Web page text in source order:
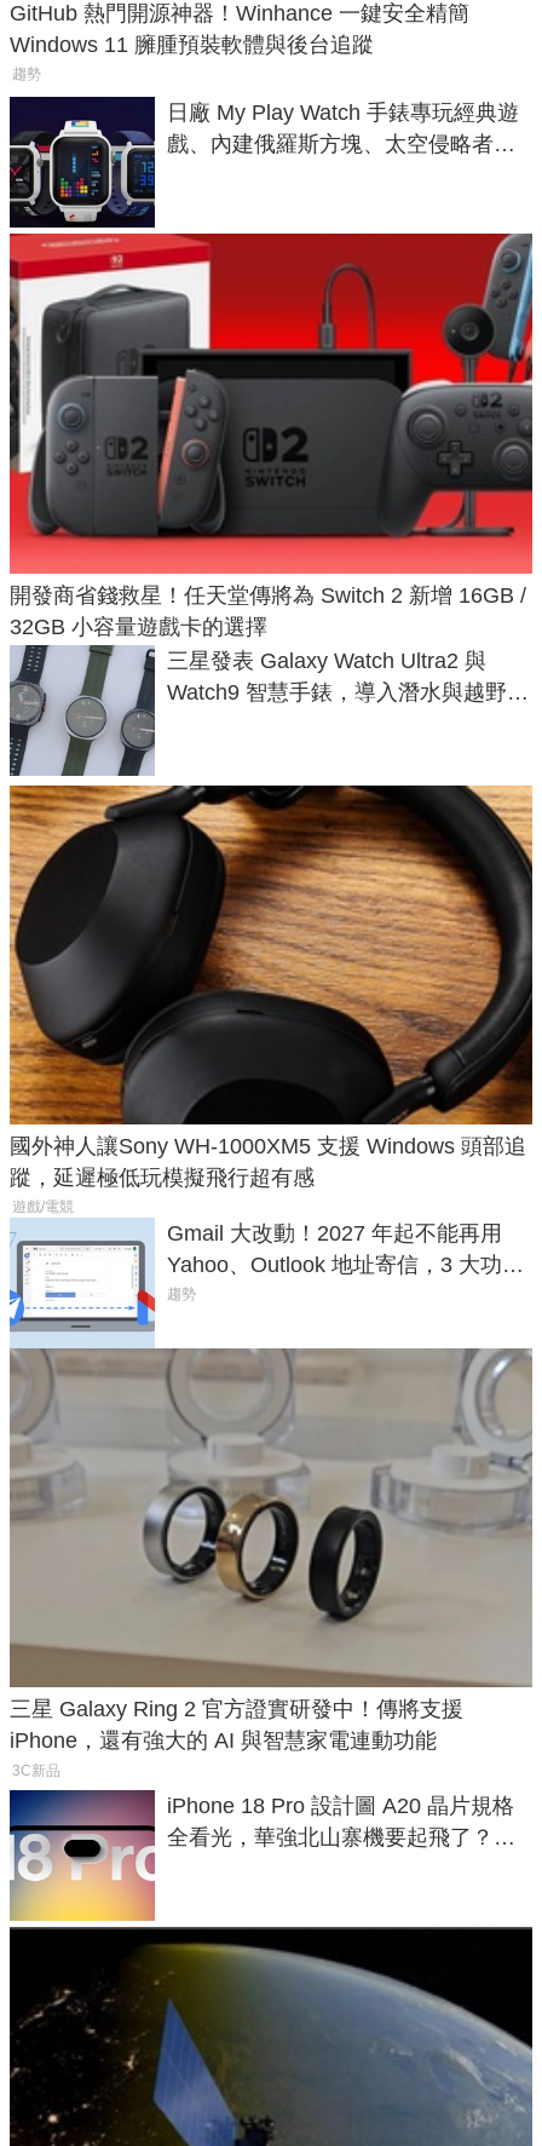
GitHub 熱門開源神器！Winhance 一鍵安全精簡
Windows 11 臃腫預裝軟體與後台追蹤
趨勢
日廠 My Play Watch 手錶專玩經典遊
戲、內建俄羅斯方塊、太空侵略者，
開發商省錢救星！任天堂傳將為 Switch 2 新增 16GB /
32GB 小容量遊戲卡的選擇
三星發表 Galaxy Watch Ultra2 與
Watch9 智慧手錶，導入潛水與越野跑
國外神人讓Sony WH-1000XM5 支援 Windows 頭部追
蹤，延遲極低玩模擬飛行超有感
遊戲/電競
Gmail 大改動！2027 年起不能再用
Yahoo、Outlook 地址寄信，3 大功能
將停用
趨勢
三星 Galaxy Ring 2 官方證實研發中！傳將支援
iPhone，還有強大的 AI 與智慧家電連動功能
3C新品
iPhone 18 Pro 設計圖 A20 晶片規格
全看光，華強北山寨機要起飛了？專